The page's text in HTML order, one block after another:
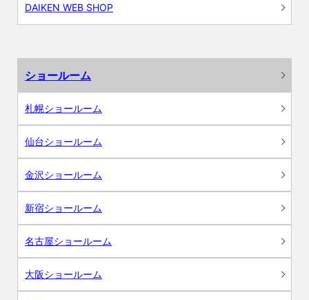
DAIKEN WEB SHOP
ショールーム
札幌ショールーム
仙台ショールーム
金沢ショールーム
新宿ショールーム
名古屋ショールーム
大阪ショールーム